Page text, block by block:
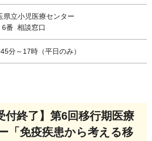
県立小児医療センター
番 相談窓口
分～17時（平日のみ）
付終了】第6回移行期医療
「免疫疾患から考える移